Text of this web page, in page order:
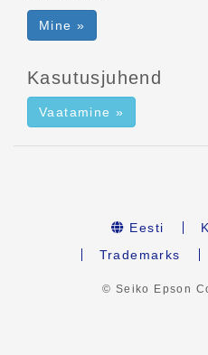
Mine »
Kasutusjuhend
Vaatamine »
Eesti
Trademarks
© Seiko Epson